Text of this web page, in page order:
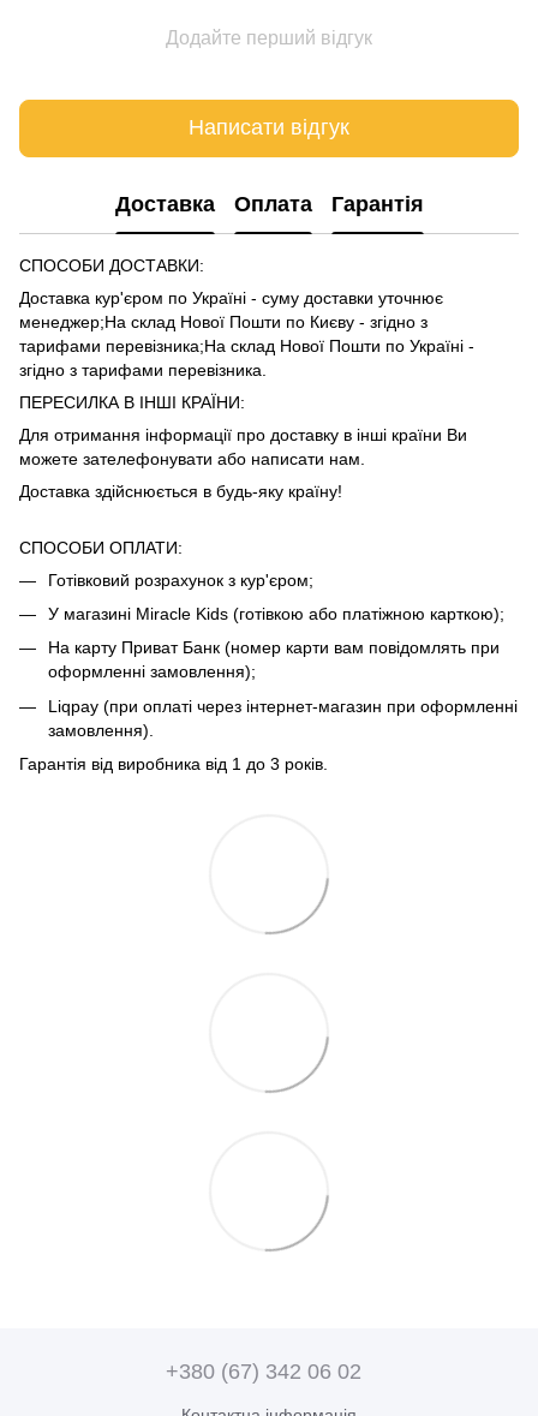
Додайте перший відгук
Написати відгук
Доставка Оплата Гарантія
СПОСОБИ ДОСТАВКИ:
Доставка кур'єром по Україні - суму доставки уточнює
менеджер;На склад Нової Пошти по Києву - згідно з
тарифами перевізника;На склад Нової Пошти по Україні -
згідно з тарифами перевізника
ПЕРЕСИЛКА В ІНШІ КРАЇНИ:
Для отримання інформації про доставку в інші країни Ви
можете зателефонувати або написати нам.
Доставка здійснюється в будь-яку країну!
СПОСОБИ ОПЛАТИ:
Готівковий розрахунок з кур'єром;
У магазині Miracle Kids (готівкою або платіжною карткою);
На карту Приват Банк (номер карти вам повідомлять при
оформленні замовлення);
Liqpay (при оплаті через інтернет-магазин при оформленні
замовлення).
Гарантія від виробника від 1 до 3 років.
+380 (67) 342 06 02